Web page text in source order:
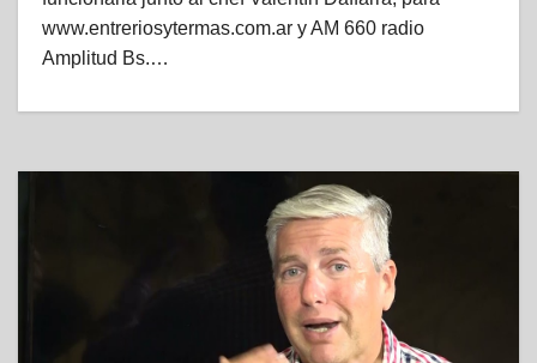
www.entreriosytermas.com.ar y AM 660 radio
Amplitud Bs.…